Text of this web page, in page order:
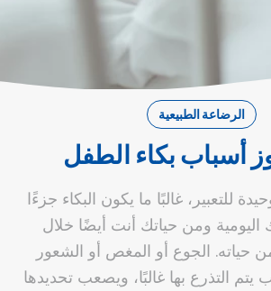
الرضاعة الطبيعية
أسباب بكاء الطفل
للتعبير، غالبًا ما يكون البكاء جزءًا
ومن حياتك أنت أيضًا خلال
حياته. الجوع أو المغص أو الشعور
يتم التذرع بها غالبًا، ويصعب تحديدها